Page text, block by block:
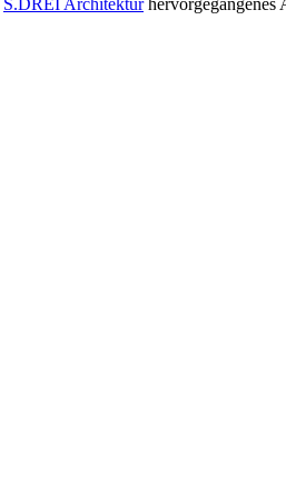
S.DREI Architekturhervorgegangenes